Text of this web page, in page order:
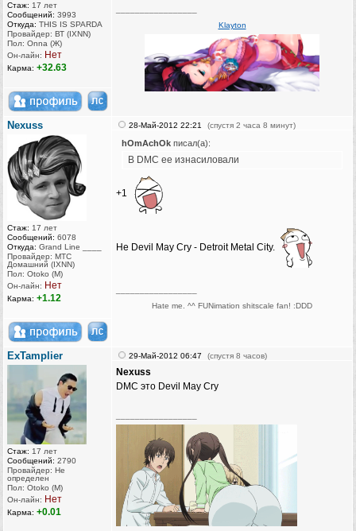
Стаж: 17 лет
Сообщений: 3993
Откуда: THIS IS SPARDA
Провайдер: ВТ (IXNN)
Пол: Onna (Ж)
Он-лайн: Нет
Карма: +32.63
Klayton
Nexuss
Стаж: 17 лет
Сообщений: 6078
Откуда: Grand Line ____
Провайдер: МТС
Домашний (IXNN)
Пол: Otoko (M)
Он-лайн: Нет
Карма: +1.12
28-Май-2012 22:21 (спустя 2 часа 8 минут)
hOmAchOk писал(а):
В DMC ее изнасиловали
+1
Не Devil May Cry - Detroit Metal City.
Hate me. ^^ FUNimation shitscale fan! :DDD
ExTamplier
Стаж: 17 лет
Сообщений: 2790
Провайдер: Не
определен
Пол: Otoko (M)
Он-лайн: Нет
Карма: +0.01
29-Май-2012 06:47 (спустя 8 часов)
Nexuss
DMC это Devil May Cry